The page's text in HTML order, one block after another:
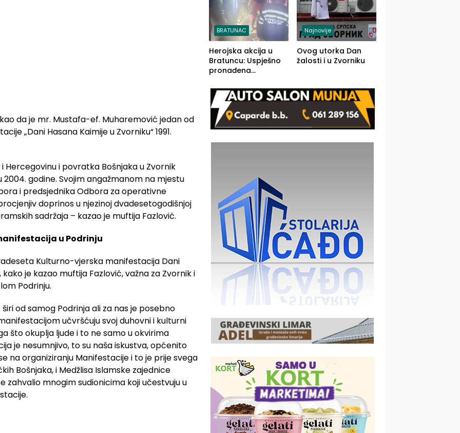
da je mr. Mustafa-ef. Muharemović jedan od
„Dani Hasana Kaimije u Zvorniku“ 1991.
Hercegovinu i povratka Bošnjaka u Zvornik
godine. Svojim angažmanom na mjestu
i predsjednika Odbora za operativne
doprinos u njezinoj dvadesetogodišnjoj
sadržaja – kazao je muftija Fazlović.
u Podrinju
Kulturno-vjerska manifestacija Dani
je kazao muftija Fazlović, važna za Zvornik i
Podrinju.
od samog Podrinja ali za nas je posebno
učvršćuju svoj duhovni i kulturni
što okuplja ljude i to ne samo u okvirima
je nesumnjivo, to su naša iskustva, općenito
na organiziranju Manifestacije i to je prije svega
Bošnjaka, i Medžlisa Islamske zajednice
zahvalio mnogim sudionicima koji učestvuju u
BRATUNAC
Herojska akcija u
Bratuncu: Uspješno
pronađena
a Ivanka Lazić,
rodom iz Kravice.
Najnovije
Ovog utorka Dan
žalosti i u Zvorniku